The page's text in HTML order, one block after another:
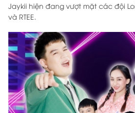
Jaykii hiện đang vượt mặt các đội
và RTEE.